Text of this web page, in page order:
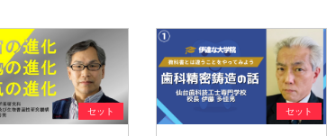
セット セット